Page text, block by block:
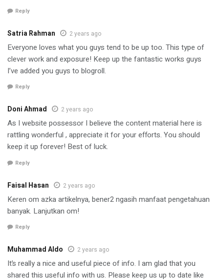
Reply
Satria Rahman 2 years ago
Everyone loves what you guys tend to be up too. This type of
clever work and exposure! Keep up the fantastic works guys
I’ve added you guys to blogroll.
Reply
Doni Ahmad 2 years ago
As I website possessor I believe the content material here is
rattling wonderful , appreciate it for your efforts. You should
keep it up forever! Best of luck.
Reply
Faisal Hasan 2 years ago
Keren om azka artikelnya, bener2 ngasih manfaat pengetahuan
banyak. Lanjutkan om!
Reply
Muhammad Aldo 2 years ago
It’s really a nice and useful piece of info. I am glad that you
shared this useful info with us. Please keep us up to date like